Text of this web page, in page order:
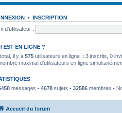
• INSCRIPTION
d’utilisateur :
EST EN LIGNE ?
il y a 575 utilisateurs en ligne :: 3 inscrits, 0
maximal d’utilisateurs en ligne
messages • 4678 sujets • 32586 membres •
Accueil du forum